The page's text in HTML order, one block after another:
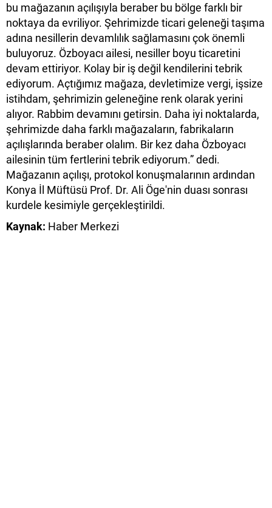
bu mağazanın açılışıyla beraber bu bölge farklı bir
noktaya da evriliyor. Şehrimizde ticari geleneği taşıma
adına nesillerin devamlılık sağlamasını çok önemli
buluyoruz. Özboyacı ailesi, nesiller boyu ticaretini
devam ettiriyor. Kolay bir iş değil kendilerini tebrik
ediyorum. Açtığımız mağaza, devletimize vergi, işsize
istihdam, şehrimizin geleneğine renk olarak yerini
alıyor. Rabbim devamını getirsin. Daha iyi noktalarda,
şehrimizde daha farklı mağazaların, fabrikaların
açılışlarında beraber olalım. Bir kez daha Özboyacı
ailesinin tüm fertlerini tebrik ediyorum.” dedi.
Mağazanın açılışı, protokol konuşmalarının ardından
Konya İl Müftüsü Prof. Dr. Ali Öge'nin duası sonrası
kurdele kesimiyle gerçekleştirildi.
Kaynak: Haber Merkezi